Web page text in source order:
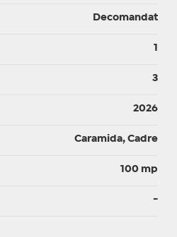
Decomandat
1
3
2026
Caramida, Cadre
100 mp
-